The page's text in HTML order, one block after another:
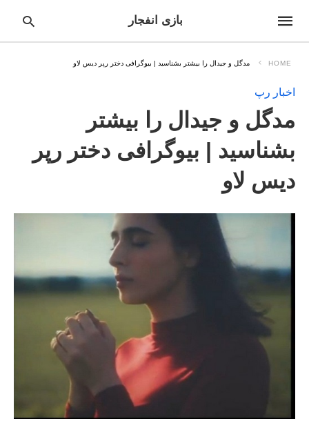
بازی انفجار
HOME مدگل و جیدال را بیشتر بشناسید | بیوگرافی دختر رپر دیس لاو
اخبار رپ
مدگل و جیدال را بیشتر
بشناسید | بیوگرافی دختر رپر
دیس لاو